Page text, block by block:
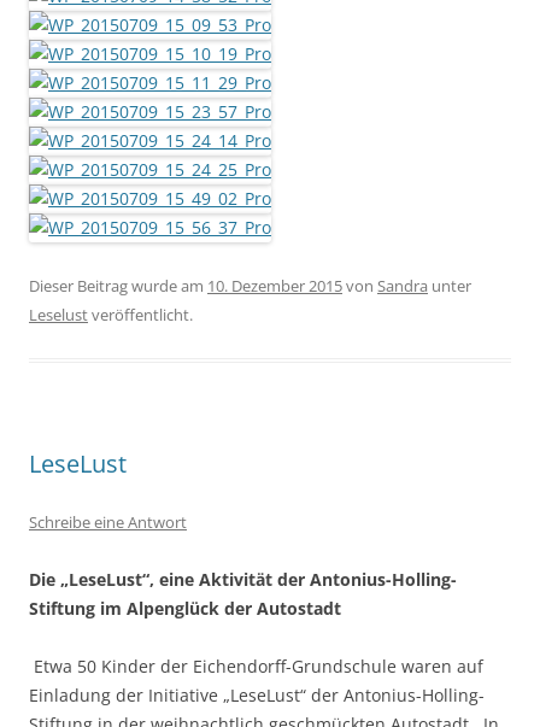
Dieser Beitrag wurde am 10. Dezember 2015von Sandra unter
Leselustveröffentlicht.
LeseLust
Schreibe eine Antwort
Die „LeseLust“, eine Aktivität der Antonius-Holling-
Stiftung im Alpenglück der Autostadt
Etwa 50 Kinder der Eichendorff-Grundschule waren auf
Einladung der Initiative „LeseLust“ der Antonius-Holling-